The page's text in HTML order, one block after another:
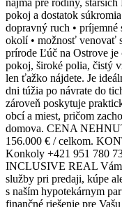
najmä pre rodiny,
pokoj a dostatok
dopravný ruch • príjemné
okolí • možnosť venovať
prírode Ľúč na Ostrove
pokoj, široké polia, čistý
len ťažko nájdete. Je
dni túžia po návrate do
zároveň poskytuje
obcí a miest, pričom
domova. CENA
156.000 € / celkom.
Konkoly +421 951 780
INCLUSIVE REAL Vám
služby pri predaji, kúpe
s naším hypotekárnym
finančné riešenie pre